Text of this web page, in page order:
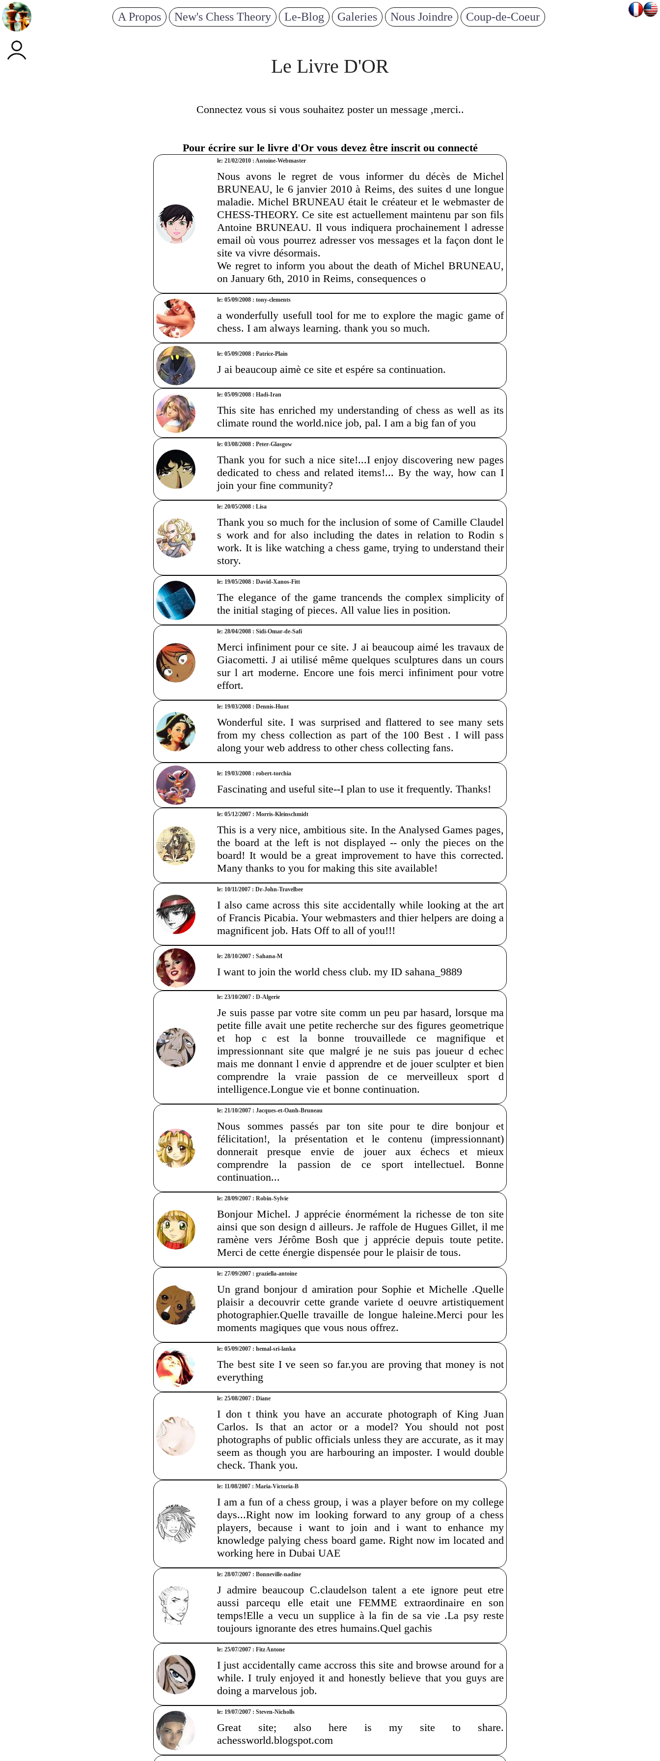
A Propos New's Chess Theory Le-Blog Galeries Nous Joindre Coup-de-Coeur
Le Livre D'OR
Connectez vous si vous souhaitez poster un message ,merci..
Pour écrire sur le livre d'Or vous devez être inscrit ou connecté
le: 21/02/2010 : Antoine-Webmaster
Nous avons le regret de vous informer du décès de Michel
BRUNEAU, le 6 janvier 2010 à Reims, des suites d une longue
maladie. Michel BRUNEAU était le créateur et le webmaster de
CHESS-THEORY. Ce site est actuellement maintenu par son fils
Antoine BRUNEAU. Il vous indiquera prochainement l adresse
email où vous pourrez adresser vos messages et la façon dont le
site va vivre désormais.
We regret to inform you about the death of Michel BRUNEAU,
on January 6th, 2010 in Reims, consequences o
le: 05/09/2008 : tony-clements
a wonderfully usefull tool for me to explore the magic game of
chess. I am always learning. thank you so much.
le: 05/09/2008 : Patrice-Plain
J ai beaucoup aimè ce site et espére sa continuation.
le: 05/09/2008 : Hadi-Iran
This site has enriched my understanding of chess as well as its
climate round the world.nice job, pal. I am a big fan of you
le: 03/08/2008 : Peter-Glasgow
Thank you for such a nice site!...I enjoy discovering new pages
dedicated to chess and related items!... By the way, how can I
join your fine community?
le: 20/05/2008 : Lisa
Thank you so much for the inclusion of some of Camille Claudel
s work and for also including the dates in relation to Rodin s
work. It is like watching a chess game, trying to understand their
story.
le: 19/05/2008 : David-Xanos-Fitt
The elegance of the game trancends the complex simplicity of
the initial staging of pieces. All value lies in position.
le: 28/04/2008 : Sidi-Omar-de-Safi
Merci infiniment pour ce site. J ai beaucoup aimé les travaux de
Giacometti. J ai utilisé même quelques sculptures dans un cours
sur l art moderne. Encore une fois merci infiniment pour votre
effort.
le: 19/03/2008 : Dennis-Hunt
Wonderful site. I was surprised and flattered to see many sets
from my chess collection as part of the 100 Best . I will pass
along your web address to other chess collecting fans.
le: 19/03/2008 : robert-torchia
Fascinating and useful site--I plan to use it frequently. Thanks!
le: 05/12/2007 : Morris-Kleinschmidt
This is a very nice, ambitious site. In the Analysed Games pages,
the board at the left is not displayed -- only the pieces on the
board! It would be a great improvement to have this corrected.
Many thanks to you for making this site available!
le: 10/11/2007 : Dr-John-Travelbee
I also came across this site accidentally while looking at the art
of Francis Picabia. Your webmasters and thier helpers are doing a
magnificent job. Hats Off to all of you!!!
le: 28/10/2007 : Sahana-M
I want to join the world chess club. my ID sahana_9889
le: 23/10/2007 : D-Algerie
Je suis passe par votre site comm un peu par hasard, lorsque ma
petite fille avait une petite recherche sur des figures geometrique
et hop c est la bonne trouvaillede ce magnifique et
impressionnant site que malgré je ne suis pas joueur d echec
mais me donnant l envie d apprendre et de jouer sculpter et bien
comprendre la vraie passion de ce merveilleux sport d
intelligence.Longue vie et bonne continuation.
le: 21/10/2007 : Jacques-et-Oanh-Bruneau
Nous sommes passés par ton site pour te dire bonjour et
félicitation!, la présentation et le contenu (impressionnant)
donnerait presque envie de jouer aux échecs et mieux
comprendre la passion de ce sport intellectuel. Bonne
continuation...
le: 28/09/2007 : Robin-Sylvie
Bonjour Michel. J apprécie énormément la richesse de ton site
ainsi que son design d ailleurs. Je raffole de Hugues Gillet, il me
ramène vers Jérôme Bosh que j apprécie depuis toute petite.
Merci de cette énergie dispensée pour le plaisir de tous.
le: 27/09/2007 : graziella-antoine
Un grand bonjour d amiration pour Sophie et Michelle .Quelle
plaisir a decouvrir cette grande variete d oeuvre artistiquement
photographier.Quelle travaille de longue haleine.Merci pour les
moments magiques que vous nous offrez.
le: 05/09/2007 : hemal-sri-lanka
The best site I ve seen so far.you are proving that money is not
everything
le: 25/08/2007 : Diane
I don t think you have an accurate photograph of King Juan
Carlos. Is that an actor or a model? You should not post
photographs of public officials unless they are accurate, as it may
seem as though you are harbouring an imposter. I would double
check. Thank you.
le: 11/08/2007 : Maria-Victoria-B
I am a fun of a chess group, i was a player before on my college
days...Right now im looking forward to any group of a chess
players, because i want to join and i want to enhance my
knowledge palying chess board game. Right now im located and
working here in Dubai UAE
le: 28/07/2007 : Bonneville-nadine
J admire beaucoup C.claudelson talent a ete ignore peut etre
aussi parcequ elle etait une FEMME extraordinaire en son
temps!Elle a vecu un supplice à la fin de sa vie .La psy reste
toujours ignorante des etres humains.Quel gachis
le: 25/07/2007 : Fitz Antone
I just accidentally came accross this site and browse around for a
while. I truly enjoyed it and honestly believe that you guys are
doing a marvelous job.
le: 19/07/2007 : Steven-Nicholls
Great site; also here is my site to share.
achessworld.blogspot.com